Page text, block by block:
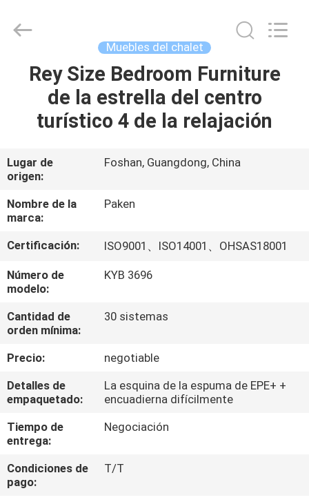
HOGAR
PRODUCTOS
SOBRE
NOSOTROS
VIAJE
DE
LA
FÁBRICA
DE
CALIDAD
ÉNTRENOS
EN
CONTACTO
Furniture
Muebles del chalet
Rey Size Bedroom Furniture
de la estrella del centro
turístico 4 de la relajación
Lugar de
origen:
Foshan, Guangdong, China
Nombre de la
marca:
Paken
Certificación: ISO9001、ISO14001、OHSAS18001
Número de
modelo:
KYB 3696
Cantidad de
orden mínima:
30 sistemas
Precio:
negotiable
Detalles de
empaquetado:
La esquina de la espuma de EPE+ +
encuadierna difícilmente
Tiempo de
entrega:
Negociación
Condiciones de
pago:
T/T